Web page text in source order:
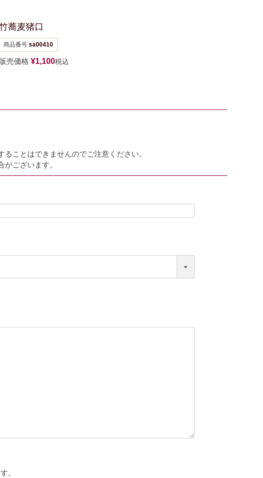
蕎麦猪口
商品番号 sa00410
販売価格 ¥1,100税込
ことはできませんのでご注意ください。
ございます。
。